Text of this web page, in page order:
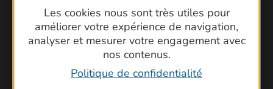
Les cookies nous sont très utiles pour
améliorer votre expérience de navigation,
analyser et mesurer votre engagement avec
nos contenus.
Politique de confidentialité
Contactez-nous !
Foire aux questions
Brochures